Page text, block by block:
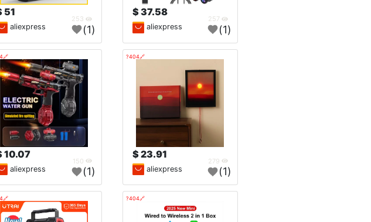
37.58 $
aliexpress (1)
51 $
aliexpress (1)
🔗404?
23.91 $
aliexpress (1)
🔗404?
10.07 $
aliexpress (1)
🔗404?
🔗404?